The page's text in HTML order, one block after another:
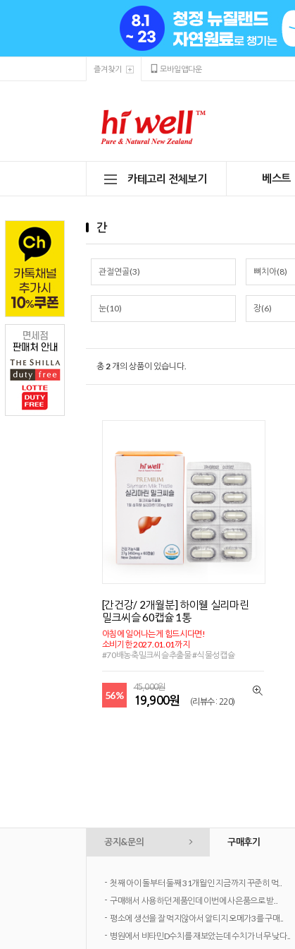
즐겨찾기 모바일앱다운
카테고리 전체보기 베스트
간
관절연골(3) 뼈치아(8)
눈(10) 장(6)
총2 개의 상품이 있습니다.
[간건강/ 2개월분] 하이웰 실리마린
밀크씨슬 60캡슐 1통
아침에 일어나는게 힘드시다면!
소비기한 2027.01.01까지
#70배농축밀크씨슬추출물 #식물성캡슐
56%
45,000원
19,900원 (리뷰수 : 220)
공지&문의 구매후기
- 첫째 아이 돌부터 둘째 31개월인 지금까지 꾸준히 먹..
- 구매해서 사용하던 제품인데 이번에 사은품으로 받..
- 평소에 생선을 잘 먹지않아서 알티지 오메가3를 구매..
- 병원에서 비타민D수치를 재보았는데 수치가 너무 낮다..